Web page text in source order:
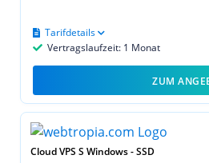
Vertragslaufzeit: 1 Monat
Tarifdetails
ZUM
Cloud VPS S Windows - SSD